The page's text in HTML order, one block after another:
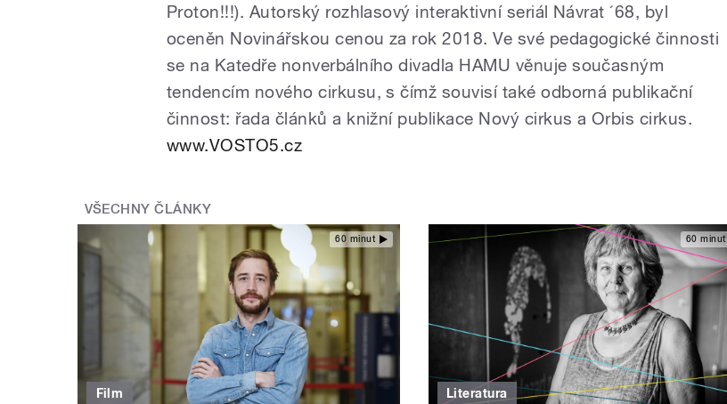
Proton!!!). Autorský rozhlasový interaktivní seriál Návrat ´68, byl
oceněn Novinářskou cenou za rok 2018. Ve své pedagogické činnosti
se na Katedře nonverbálního divadla HAMU věnuje současným
tendencím nového cirkusu, s čímž souvisí také odborná publikační
činnost: řada článků a knižní publikace Nový cirkus a Orbis cirkus.
www.VOSTO5.cz
VŠECHNY ČLÁNKY
60 minut
Film
60 minut
Literatura